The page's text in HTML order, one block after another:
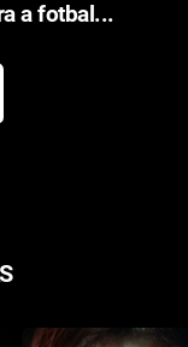
a fotbal...